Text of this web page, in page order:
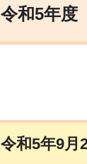
令和5年
令和5年9